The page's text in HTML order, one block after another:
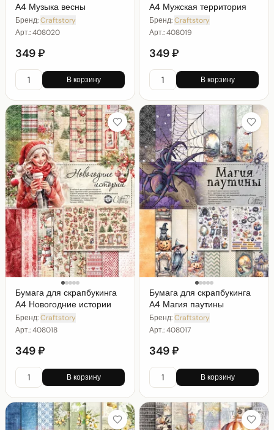
А4 Музыка весны
Бренд:Craftstory
Арт.:408020
349 ₽
В корзину
А4 Мужская территория
Бренд:Craftstory
Арт.:408019
349 ₽
В корзину
Бумага для скрапбукинга
А4 Новогодние истории
Бренд:Craftstory
Арт.:408018
349 ₽
В корзину
Бумага для скрапбукинга
А4 Магия паутины
Бренд:Craftstory
Арт.:408017
349 ₽
В корзину